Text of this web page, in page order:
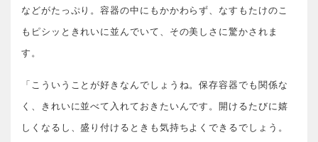
などがたっぷり。容器の中にもかかわらず、なすもたけのこ
もピシッときれいに並んでいて、その美しさに驚かされま
す。
「こういうことが好きなんでしょうね。保存容器でも関係な
く、きれいに並べて入れておきたいんです。開けるたびに嬉
しくなるし、盛り付けるときも気持ちよくできるでしょう。